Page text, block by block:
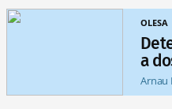
OLESA
a
Arnau